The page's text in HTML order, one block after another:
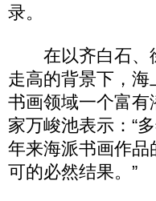
录。
在以齐白石、徐
走高的背景下，
书画领域一个富
家万峻池表示：“
年来海派书画作
可的必然结果。”